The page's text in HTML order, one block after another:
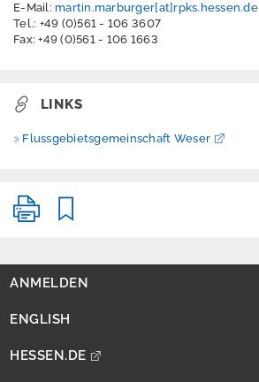
HW-
Gefahrenkarten
Maßnahmenplanun
Kinzig
Main
E-Mail: martin.marburger[at]rpks.hessen.de
Tel.: +49 (0)561 - 106 3607
Fax: +49 (0)561 - 106 1663
LINKS
Flussgebietsgemeinschaft Weser
ANMELDEN
ENGLISH
HESSEN.DE